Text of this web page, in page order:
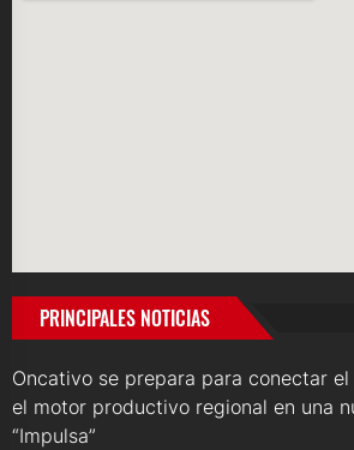
PRINCIPALES NOTICIAS
Oncativo se prepara para conectar
el motor productivo regional en una
“Impulsa”